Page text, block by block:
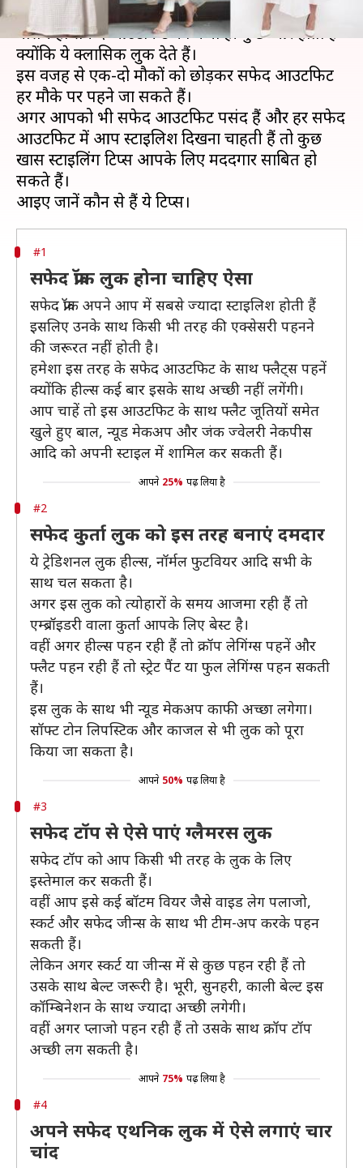
सफेद आउटफिट किसे पसंद नहीं होता। चाहें कोई भी
मौसम हो सफेद आउटफिट का मजा ही कुछ और होता है
क्योंकि ये क्लासिक लुक देते हैं।
इस वजह से एक-दो मौकों को छोड़कर सफेद आउटफिट
हर मौके पर पहने जा सकते हैं।
अगर आपको भी सफेद आउटफिट पसंद हैं और हर सफेद
आउटफिट में आप स्टाइलिश दिखना चाहती हैं तो कुछ
खास स्टाइलिंग टिप्स आपके लिए मददगार साबित हो
सकते हैं।
#1
सफेद फ्रॉक लुक होना चाहिए ऐसा
सफेद फ्रॉक अपने आप में सबसे ज्यादा स्टाइलिश होती हैं
इसलिए उनके साथ किसी भी तरह की एक्सेसरी पहनने
की जरूरत नहीं होती है।
हमेशा इस तरह के सफेद आउटफिट के साथ फ्लैट्स पहनें
क्योंकि हील्स कई बार इसके साथ अच्छी नहीं लगेंगी।
आप चाहें तो इस आउटफिट के साथ फ्लैट जूतियों समेत
खुले हुए बाल, न्यूड मेकअप और जंक ज्वेलरी नेकपीस
आदि को अपनी स्टाइल में शामिल कर सकती हैं।
आपने 25% पढ़ लिया है
#2
सफेद कुर्ता लुक को इस तरह बनाएं दमदार
ये ट्रेडिशनल लुक हील्स, नॉर्मल फुटवियर आदि सभी के
साथ चल सकता है।
अगर इस लुक को त्योहारों के समय आजमा रही हैं तो
एम्ब्रॉइडरी वाला कुर्ता आपके लिए बेस्ट है।
वहीं अगर हील्स पहन रही हैं तो क्रॉप लेगिंग्स पहनें और
फ्लैट पहन रही हैं तो स्ट्रेट पैंट या फुल लेगिंग्स पहन सकती
हैं।
इस लुक के साथ भी न्यूड मेकअप काफी अच्छा लगेगा।
सॉफ्ट टोन लिपस्टिक और काजल से भी लुक को पूरा
किया जा सकता है।
आपने 50% पढ़ लिया है
#3
सफेद टॉप से ऐसे पाएं ग्लैमरस लुक
सफेद टॉप को आप किसी भी तरह के लुक के लिए
इस्तेमाल कर सकती हैं।
वहीं आप इसे कई बॉटम वियर जैसे वाइड लेग पलाजो,
स्कर्ट और सफेद जीन्स के साथ भी टीम-अप करके पहन
सकती हैं।
लेकिन अगर स्कर्ट या जीन्स में से कुछ पहन रही हैं तो
उसके साथ बेल्ट जरूरी है। भूरी, सुनहरी, काली बेल्ट इस
कॉम्बिनेशन के साथ ज्यादा अच्छी लगेगी।
वहीं अगर प्लाजो पहन रही हैं तो उसके साथ क्रॉप टॉप
अच्छी लग सकती है।
आपने 75% पढ़ लिया है
#4
अपने सफेद एथनिक लुक में ऐसे लगाएं चार
चांद